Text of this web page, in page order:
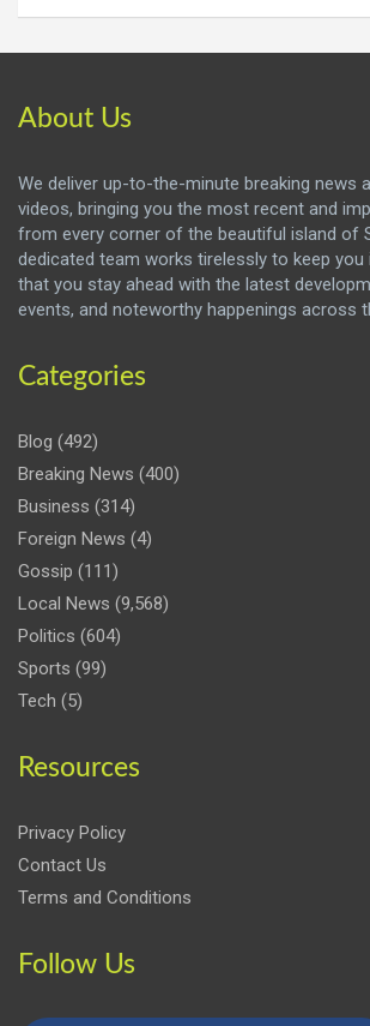
About Us
We deliver up-to-the-minute breaking news
videos, bringing you the most recent and
from every corner of the beautiful island of
dedicated team works tirelessly to keep you
that you stay ahead with the latest
events, and noteworthy happenings across
Categories
Blog (492)
Breaking News (400)
Business (314)
Foreign News (4)
Gossip (111)
Local News (9,568)
Politics (604)
Sports (99)
Tech (5)
Resources
Privacy Policy
Contact Us
Terms and Conditions
Follow Us